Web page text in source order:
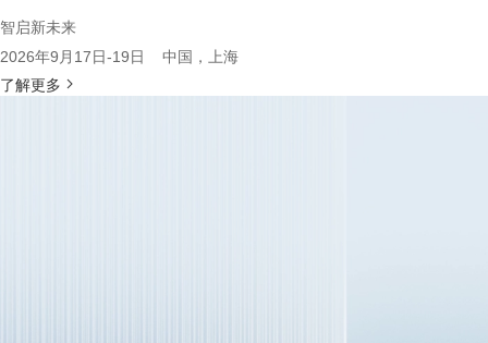
智启新未来
2026年9月17日-19日 中国，上海
了解更多